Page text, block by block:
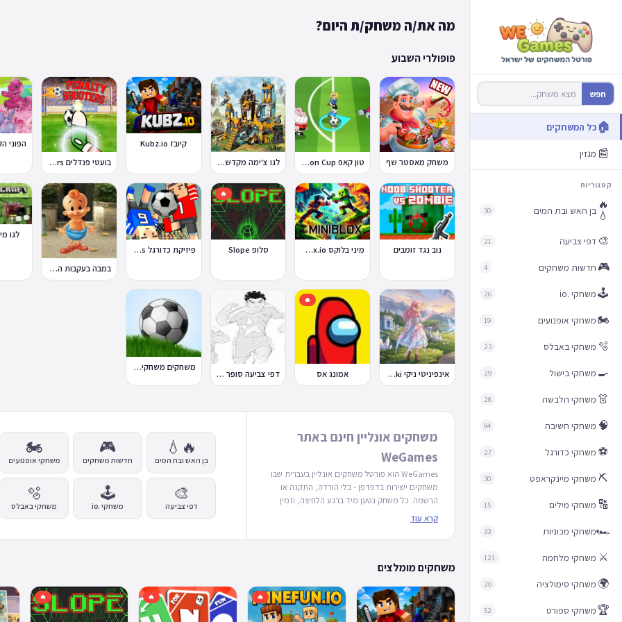
חפש
🏠 כל המשחקים
📰 מגזין
קטגוריות
🔥
💧 בן האש ובת המים 30
🎨 דפי צביעה 21
🎮 חדשות משחקים 4
🕹️משחקי .io 26
🏍️משחקי אופנועים 19
🫧 משחקי באבלס 23
🍳 משחקי בישול 29
👗 משחקי הלבשה 28
🧠 משחקי חשיבה 94
⚽ משחקי כדורגל 27
⛏️ משחקי מיינקראפט 30
🔠 משחקי מילים 15
🏎️משחקי מכוניות 33
⚔️ משחקי מלחמה 121
🌍 משחקי סימולציה 20
🏆משחקי ספורט 52
מה את/ה משחק/ת היום?
פופולרי השבוע
משחק מאסטר שף טון קאפ Toon Cup לגו צ'ימה מקדש האריות
קיובז Kubz.io
בועטי פנדלים Penalty Shooters
נוב נגד זומבים מיני בלוקס Miniblox.io
🔥
סלופ Slope
פיזיקת כדורגל Soccer Physics
במבה בעקבות החטיף החטוף 2
לגו
אינפיניטי ניקי Infinity Nikki
🔥
אמונג אס דפי צביעה סופר סטרייקה
משחקים משחקי כדורגל במחשב וברשת
משחקים אונליין חינם באתר
WeGames
WeGames הוא פורטל משחקים אונליין בעברית שבו
משחקים ישירות בדפדפן - בלי הורדה, התקנה או
הרשמה. כל משחק נטען מיד ברגע הלחיצה, וזמין
מותאם למחשב שולחני, טאבלט וטלפון נייד - אין צורך
באפליקציה נפרדת, מספיק דפדפן. חלק מהמשחקים
לעבור בין מכשירים בלי לאבד את חוויית המשחק.
(חשיבה, ספורט, מכוניות ועוד) מופיעות בסרגל, אבל
יש גם תתי-קטגוריות ממוקדות יותר שיעזרו למצוא
בדיוק את המשחק המתאים - כמו משחקים לשני
קרא עוד
🔥💧
בן האש ובת המים
🎨
דפי צביעה
🎮
חדשות משחקים
🕹️
משחקי .io
🏍️
משחקי אופנועים
🫧
משחקי באבלס
משחקים מומלצים
🔥
🔥
🔥